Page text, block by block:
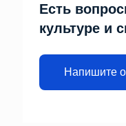
Есть
культуре и
Напишите